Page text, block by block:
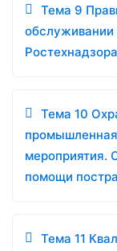
Тема 9
обслуживании
Тема 10
мероприятия.
помощи
Тема 11